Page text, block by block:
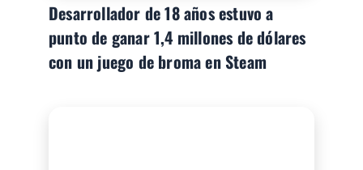
Desarrollador de 18 años estuvo a
punto de ganar 1,4 millones de dólares
con un juego de broma en Steam